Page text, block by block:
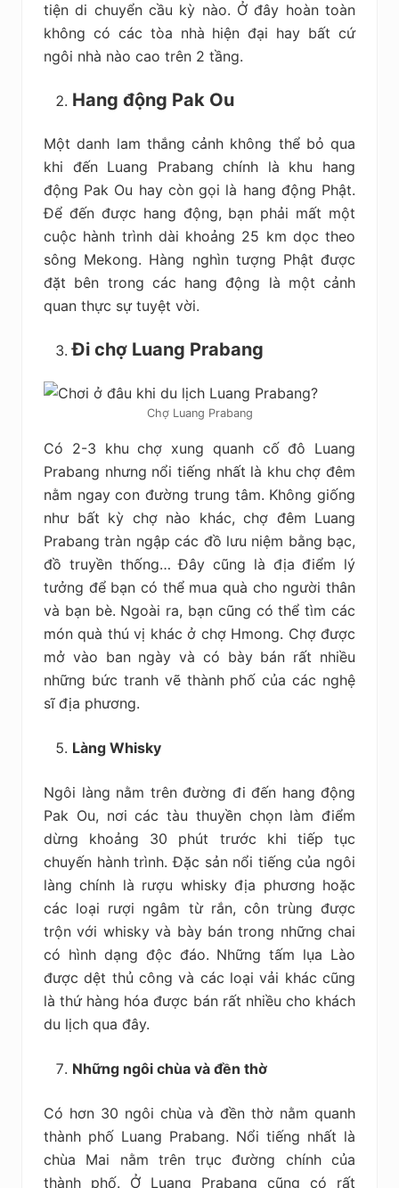
tiện di chuyển cầu kỳ nào. Ở đây hoàn toàn
không có các tòa nhà hiện đại hay bất cứ
ngôi nhà nào cao trên 2 tầng.
Hang động Pak Ou
Một danh lam thắng cảnh không thể bỏ qua
khi đến Luang Prabang chính là khu hang
động Pak Ou hay còn gọi là hang động Phật.
Để đến được hang động, bạn phải mất một
cuộc hành trình dài khoảng 25 km dọc theo
sông Mekong. Hàng nghìn tượng Phật được
đặt bên trong các hang động là một cảnh
quan thực sự tuyệt vời.
Đi chợ Luang Prabang
Chợ Luang Prabang
Có 2-3 khu chợ xung quanh cố đô Luang
Prabang nhưng nổi tiếng nhất là khu chợ đêm
nằm ngay con đường trung tâm. Không giống
như bất kỳ chợ nào khác, chợ đêm Luang
Prabang tràn ngập các đồ lưu niệm bằng bạc,
đồ truyền thống… Đây cũng là địa điểm lý
tưởng để bạn có thể mua quà cho người thân
và bạn bè. Ngoài ra, bạn cũng có thể tìm các
món quà thú vị khác ở chợ Hmong. Chợ được
mở vào ban ngày và có bày bán rất nhiều
những bức tranh vẽ thành phố của các nghệ
sĩ địa phương.
Làng Whisky
Ngôi làng nằm trên đường đi đến hang động
Pak Ou, nơi các tàu thuyền chọn làm điểm
dừng khoảng 30 phút trước khi tiếp tục
chuyến hành trình. Đặc sản nổi tiếng của ngôi
làng chính là rượu whisky địa phương hoặc
các loại rượi ngâm từ rắn, côn trùng được
trộn với whisky và bày bán trong những chai
có hình dạng độc đáo. Những tấm lụa Lào
được dệt thủ công và các loại vải khác cũng
là thứ hàng hóa được bán rất nhiều cho khách
du lịch qua đây.
Những ngôi chùa và đền thờ
Có hơn 30 ngôi chùa và đền thờ nằm quanh
thành phố Luang Prabang. Nổi tiếng nhất là
chùa Mai nằm trên trục đường chính của
thành phố. Ở Luang Prabang cũng có rất